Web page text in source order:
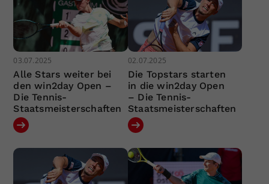
03.07.2025
Alle Stars weiter bei
den win2day Open –
Die Tennis-
Staatsmeisterschaften
02.07.2025
Die Topstars starten
in die win2day Open
– Die Tennis-
Staatsmeisterschaften